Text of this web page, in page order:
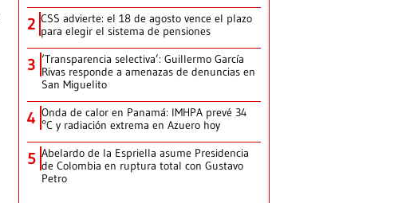
2 CSS advierte: el 18 de agosto vence el plazo
para elegir el sistema de pensiones
3 ‘Transparencia selectiva’: Guillermo García
Rivas responde a amenazas de denuncias en
San Miguelito
4 Onda de calor en Panamá: IMHPA prevé 34
°C y radiación extrema en Azuero hoy
5 Abelardo de la Espriella asume Presidencia
de Colombia en ruptura total con Gustavo
Petro